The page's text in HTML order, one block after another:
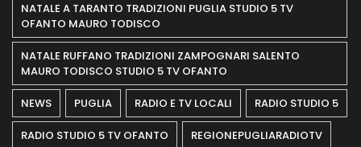
NATALE A TARANTO TRADIZIONI PUGLIA STUDIO 5 TV
OFANTO MAURO TODISCO
NATALE RUFFANO TRADIZIONI ZAMPOGNARI SALENTO
MAURO TODISCO STUDIO 5 TV OFANTO
NEWS PUGLIA RADIO E TV LOCALI RADIO STUDIO 5
RADIO STUDIO 5 TV OFANTO REGIONEPUGLIARADIOTV